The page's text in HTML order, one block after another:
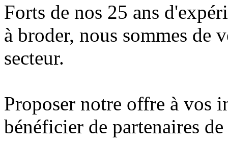
Forts de nos 25 ans
à broder, nous sommes de
secteur.
Proposer notre offre à vos
bénéficier de partenaires